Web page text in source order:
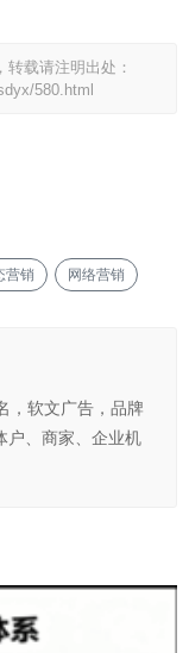
载请注明出处：
580.html
营销 网络营销
，软文广告，品牌
户、商家、企业机